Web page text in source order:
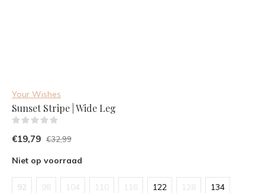
Your Wishes
Sunset Stripe | Wide Leg
€19,79 €32,99
Niet op voorraad
92 98 104 110 116 122 128 134